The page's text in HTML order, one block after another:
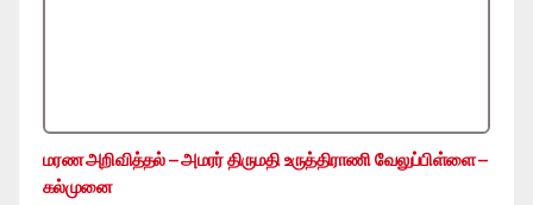
மரண அறிவித்தல் – அமரர் திருமதி உருத்திராணி வேலுப்பிள்ளை –
கல்முனை